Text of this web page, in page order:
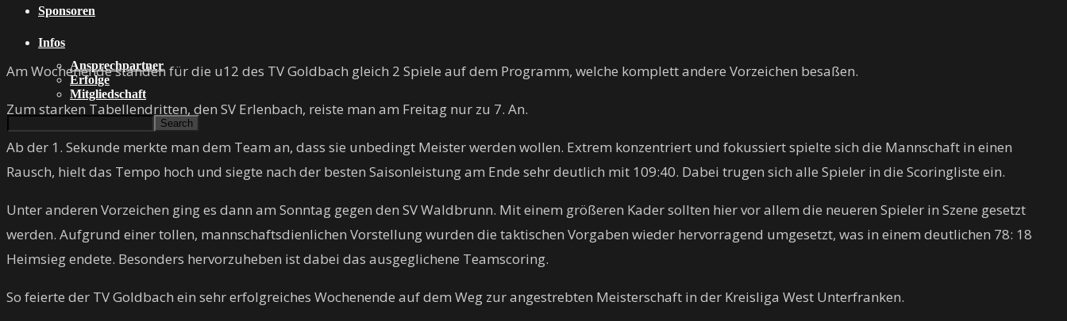
Sponsoren
Infos
Ansprechpartner
Erfolge
Mitgliedschaft
Am Wochenende standen für die u12 des TV Goldbach gleich 2 Spiele auf dem Programm, welche komplett andere Vorzeichen besaßen.
Zum starken Tabellendritten, den SV Erlenbach, reiste man am Freitag nur zu 7. An.
Ab der 1. Sekunde merkte man dem Team an, dass sie unbedingt Meister werden wollen. Extrem konzentriert und fokussiert spielte sich die Mannschaft in einen
Rausch, hielt das Tempo hoch und siegte nach der besten Saisonleistung am Ende sehr deutlich mit 109:40. Dabei trugen sich alle Spieler in die Scoringliste ein.
Unter anderen Vorzeichen ging es dann am Sonntag gegen den SV Waldbrunn. Mit einem größeren Kader sollten hier vor allem die neueren Spieler in Szene gesetzt
werden. Aufgrund einer tollen, mannschaftsdienlichen Vorstellung wurden die taktischen Vorgaben wieder hervorragend umgesetzt, was in einem deutlichen 78: 18
Heimsieg endete. Besonders hervorzuheben ist dabei das ausgeglichene Teamscoring.
So feierte der TV Goldbach ein sehr erfolgreiches Wochenende auf dem Weg zur angestrebten Meisterschaft in der Kreisliga West Unterfranken.